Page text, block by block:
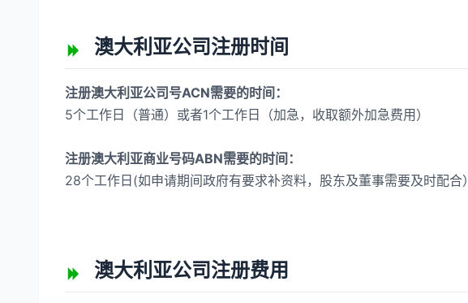
澳大利亚公司注册时间
注册澳大利亚公司号ACN需要的时间：
5个工作日（普通）或者1个工作日（加急，收取额外加急费用）
注册澳大利亚商业号码ABN需要的时间：
28个工作日(如申请期间政府有要求补资料，股东及董事需要及时配合）
澳大利亚公司注册费用